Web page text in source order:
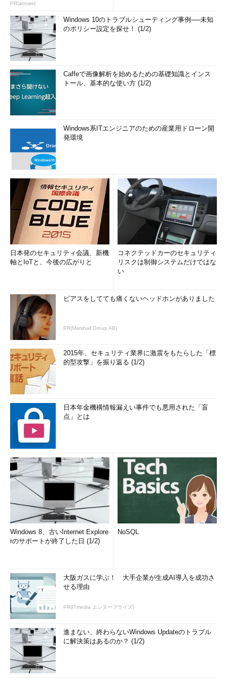
PR(arrows)
Windows 10のトラブルシューティング事例──未知
のポリシー設定を探せ！ (1/2)
Caffeで画像解析を始めるための基礎知識とインス
トール、基本的な使い方 (1/2)
Windows系ITエンジニアのための産業用ドローン開
発環境
日本発のセキュリティ会議、新機
軸とIoTと、今後の広がりと
コネクテッドカーのセキュリティ
リスクは制御システムだけではな
い
ピアスをしてても痛くないヘッドホンがありました
PR(Marshall Group AB)
2015年、セキュリティ業界に激震をもたらした「標
的型攻撃」を振り返る (1/2)
日本年金機構情報漏えい事件でも悪用された「盲
点」とは
Windows 8、古いInternet Explore
rのサポートが終了した日 (1/2)
NoSQL
大阪ガスに学ぶ！ 大手企業が生成AI導入を成功さ
せる理由
PR(ITmedia エンタープライズ)
進まない、終わらないWindows Updateのトラブル
に解決策はあるのか？ (1/2)